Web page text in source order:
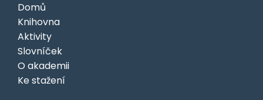
Domů
Knihovna
Aktivity
Slovníček
O akademii
Ke stažení